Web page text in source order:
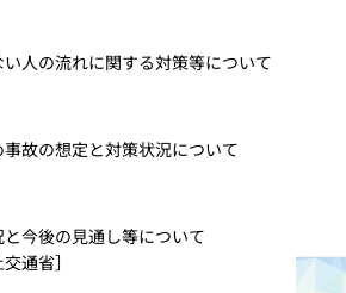
人の流れに関する対策等について
故の想定と対策状況について
今後の見通し等について
通省］